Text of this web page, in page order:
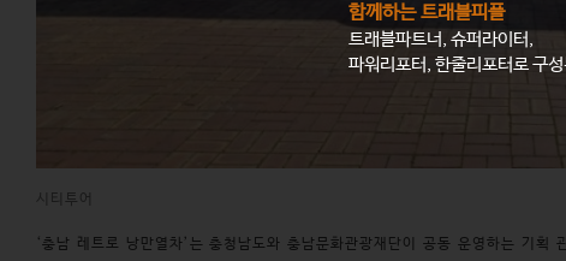
시티투어
‘충남 레트로 낭만열차’는 충청남도와 충남문화관광재단이 공동 운영하는 기
함께하는 트래블피플
트래블파트너, 슈퍼라이터,
파워리포터, 한줄리포터로 구